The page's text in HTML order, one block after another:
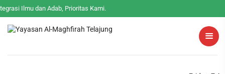
Ilmu dan Adab, Prioritas Kami.